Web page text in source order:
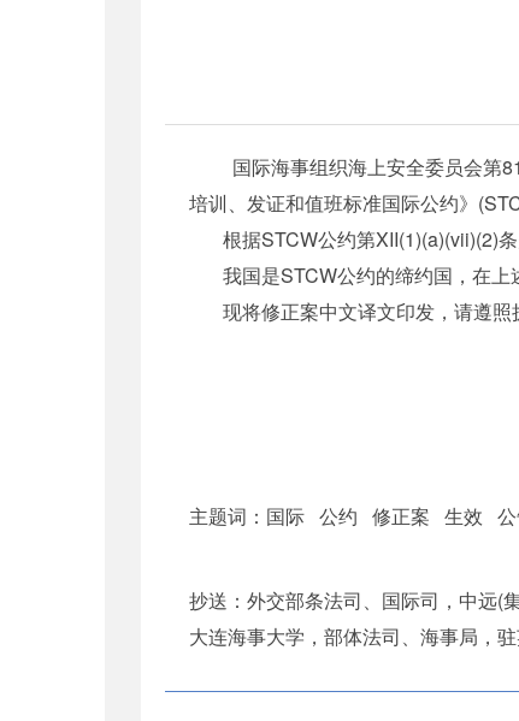
国际海事组织海上安全委员会第81
培训、发证和值班标准国际公约》
根据STCW公约第XII(1)(a)(vii)(2)条
我国是STCW公约的缔约国，在上
现将修正案中文译文印发，请遵照
中华人民共
二〇〇七年
主题词：国际 公约 修正案 生效
抄送：外交部条法司、国际司，中远(
大连海事大学，部体法司、海事局，